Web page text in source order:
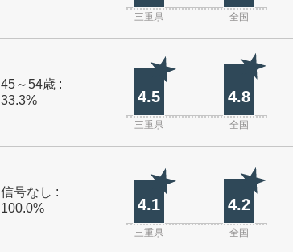
三重県 全国
45～54歳 :
33.3%
4.5 4.8
三重県 全国
信号なし :
100.0%
4.1 4.2
三重県 全国